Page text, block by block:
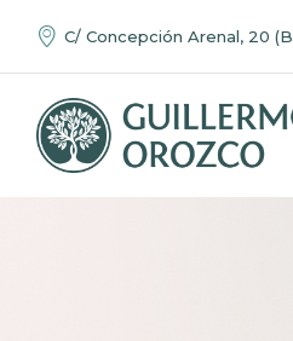
C/ Concepción Arenal, 20